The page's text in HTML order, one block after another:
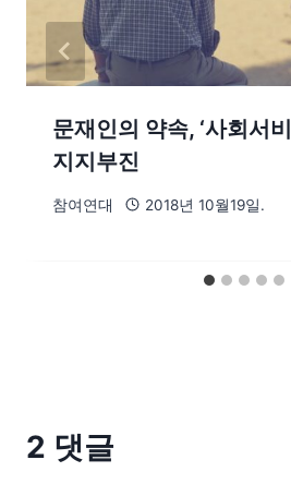
문재인의 약속, ‘사회서
지지부진
참여연대 2018년 10월19일.
2 댓글